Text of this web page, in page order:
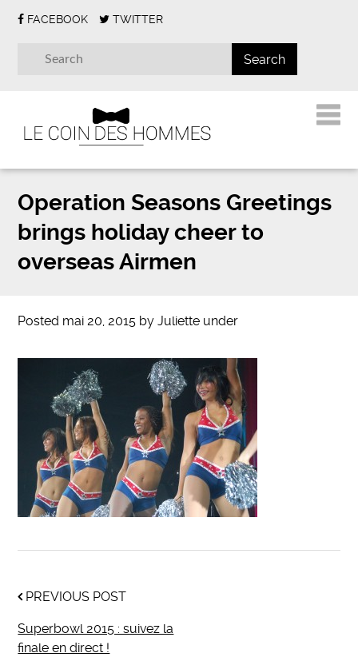
FACEBOOK TWITTER
Operation Seasons Greetings
brings holiday cheer to
overseas Airmen
Posted mai 20, 2015 byJuliette under
PREVIOUS POST
Superbowl 2015 : suivez la
finale en direct !